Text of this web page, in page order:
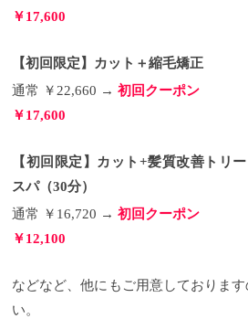
￥17,600
【初回限定】カット＋縮毛矯正
通常 ￥22,660 → 初回クーポン
￥17,600
【初回限定】カット+髪質改善トリ
スパ（30分）
通常 ￥16,720 → 初回クーポン
￥12,100
などなど、他にもご用意しておりま
い。